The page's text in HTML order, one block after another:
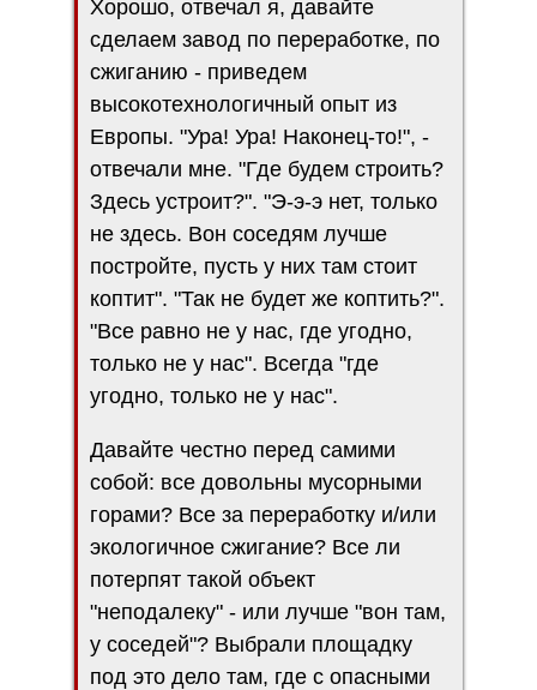
Хорошо, отвечал я, давайте
сделаем завод по переработке, по
сжиганию - приведем
высокотехнологичный опыт из
Европы. "Ура! Ура! Наконец-то!", -
отвечали мне. "Где будем строить?
Здесь устроит?". "Э-э-э нет, только
не здесь. Вон соседям лучше
постройте, пусть у них там стоит
коптит". "Так не будет же коптить?".
"Все равно не у нас, где угодно,
только не у нас". Всегда "где
угодно, только не у нас".
Давайте честно перед самими
собой: все довольны мусорными
горами? Все за переработку и/или
экологичное сжигание? Все ли
потерпят такой объект
"неподалеку" - или лучше "вон там,
у соседей"? Выбрали площадку
под это дело там, где с опасными